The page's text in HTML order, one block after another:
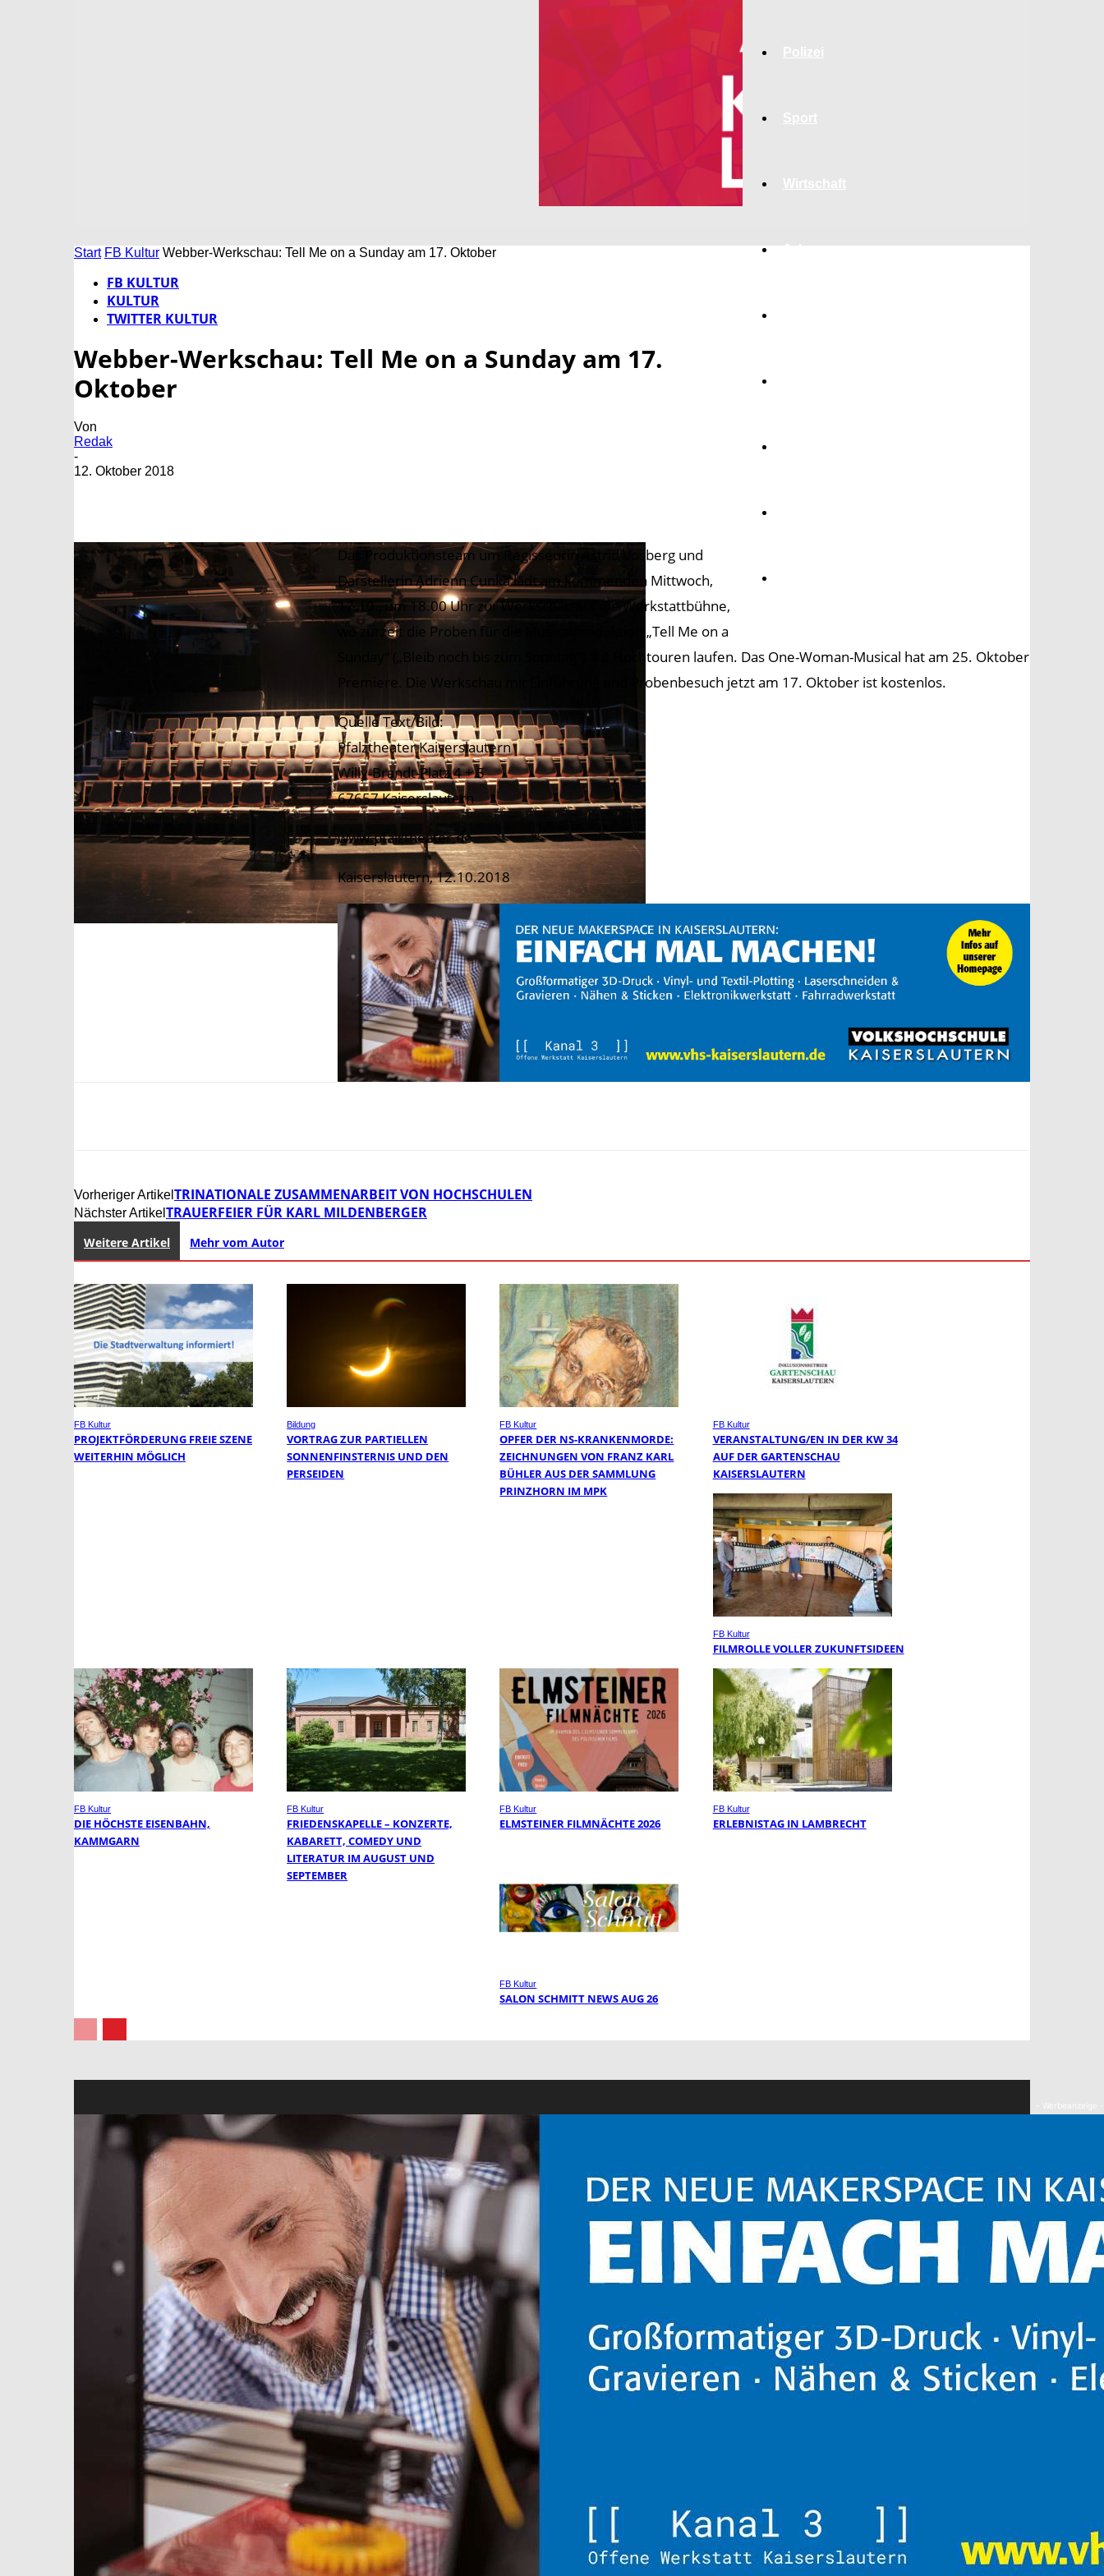
Jobs
Start FB Kultur Webber-Werkschau: Tell Me on a Sunday am 17. Oktober
FB KULTUR
KULTUR
TWITTER KULTUR
Webber-Werkschau: Tell Me on a Sunday am 17.
Oktober
Von
Redak
-
12. Oktober 2018
Das Produktionsteam um Regisseurin Astrid Vosberg und
Darstellerin Adrienn Cunka lädt am kommenden Mittwoch,
17.10., um 18.00 Uhr zur Werkschau auf die Werkstattbühne,
wo zurzeit die Proben für die Musicalproduktion „Tell Me on a
Sunday“ („Bleib noch bis zum Sonntag“) auf Hochtouren laufen. Das One-Woman-Musical hat am 25. Oktober
Premiere. Die Werkschau mit Einführung und Probenbesuch jetzt am 17. Oktober ist kostenlos.
Quelle Text/Bild:
Pfalztheater Kaiserslautern
Willy-Brandt-Platz 4 + 5
67657 Kaiserslautern
www.pfalztheater.de
Kaiserslautern, 12.10.2018
Vorheriger Artikel TRINATIONALE ZUSAMMENARBEIT VON HOCHSCHULEN
Nächster Artikel TRAUERFEIER FÜR KARL MILDENBERGER
Weitere Artikel Mehr vom Autor
FB Kultur
PROJEKTFÖRDERUNG FREIE SZENE
WEITERHIN MÖGLICH
Bildung
VORTRAG ZUR PARTIELLEN
SONNENFINSTERNIS UND DEN
PERSEIDEN
FB Kultur
OPFER DER NS-KRANKENMORDE:
ZEICHNUNGEN VON FRANZ KARL
BÜHLER AUS DER SAMMLUNG
PRINZHORN IM MPK
FB Kultur
VERANSTALTUNG/EN IN DER KW 34
AUF DER GARTENSCHAU
KAISERSLAUTERN
FB Kultur
FILMROLLE VOLLER ZUKUNFTSIDEEN
FB Kultur
DIE HÖCHSTE EISENBAHN,
KAMMGARN
FB Kultur
FRIEDENSKAPELLE – KONZERTE,
KABARETT, COMEDY UND
LITERATUR IM AUGUST UND
SEPTEMBER
FB Kultur
ELMSTEINER FILMNÄCHTE 2026
FB Kultur
ERLEBNISTAG IN LAMBRECHT
FB Kultur
SALON SCHMITT NEWS AUG 26